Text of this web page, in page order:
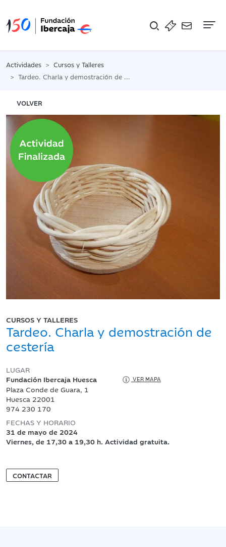
Actividades
Cursos y Talleres
Tardeo. Charla y demostración de cestería
VOLVER
CURSOS Y TALLERES
Tardeo. Charla y demostración de
cestería
LUGAR
Fundación Ibercaja Huesca
VER MAPA
Plaza Conde de Guara, 1
Huesca 22001
974 230 170
FECHAS Y HORARIO
31 de mayo de 2024
Viernes, de 17,30 a 19,30 h. Actividad gratuita.
CONTACTAR